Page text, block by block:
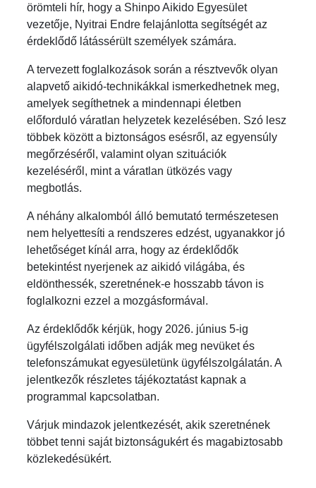
örömteli hír, hogy a Shinpo Aikido Egyesület
vezetője, Nyitrai Endre felajánlotta segítségét az
érdeklődő látássérült személyek számára.
A tervezett foglalkozások során a résztvevők olyan
alapvető aikidó-technikákkal ismerkedhetnek meg,
amelyek segíthetnek a mindennapi életben
előforduló váratlan helyzetek kezelésében. Szó lesz
többek között a biztonságos esésről, az egyensúly
megőrzéséről, valamint olyan szituációk
kezeléséről, mint a váratlan ütközés vagy
megbotlás.
A néhány alkalomból álló bemutató természetesen
nem helyettesíti a rendszeres edzést, ugyanakkor jó
lehetőséget kínál arra, hogy az érdeklődők
betekintést nyerjenek az aikidó világába, és
eldönthessék, szeretnének-e hosszabb távon is
foglalkozni ezzel a mozgásformával.
Az érdeklődők kérjük, hogy 2026. június 5-ig
ügyfélszolgálati időben adják meg nevüket és
telefonszámukat egyesületünk ügyfélszolgálatán. A
jelentkezők részletes tájékoztatást kapnak a
programmal kapcsolatban.
Várjuk mindazok jelentkezését, akik szeretnének
többet tenni saját biztonságukért és magabiztosabb
közlekedésükért.